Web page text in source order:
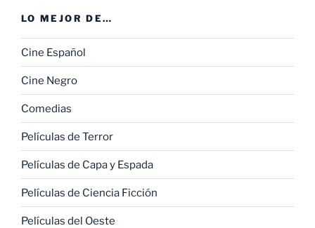
LO MEJOR DE…
Cine Español
Cine Negro
Comedias
Películas de Terror
Películas de Capa y Espada
Películas de Ciencia Ficción
Películas del Oeste